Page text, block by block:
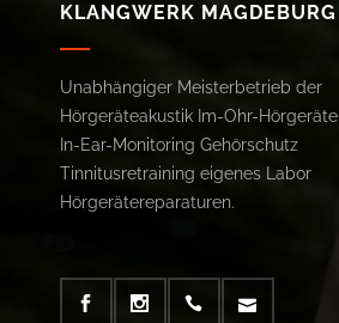
KLANGWERK MAGDEBURG
Unabhängiger Meisterbetrieb der
Hörgeräteakustik Im-Ohr-Hörgeräte
In-Ear-Monitoring Gehörschutz
Tinnitusretraining eigenes Labor
Hörgerätereparaturen.